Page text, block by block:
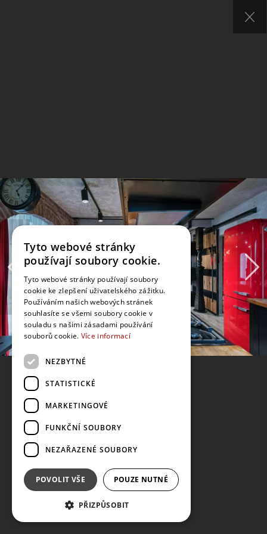
Tyto webové stránky
používají soubory cookie.
Tyto webové stránky používají soubory
cookie ke zlepšení uživatelského zážitku.
Používáním našich webových stránek
souhlasíte se všemi soubory cookie v
souladu s našimi zásadami používání
souborů cookie. Více informací
NEZBYTNÉ
STATISTICKÉ
MARKETINGOVÉ
FUNKČNÍ SOUBORY
NEZAŘAZENÉ SOUBORY
POVOLIT VŠE POUZE NUTNÉ
PŘIZPŮSOBIT